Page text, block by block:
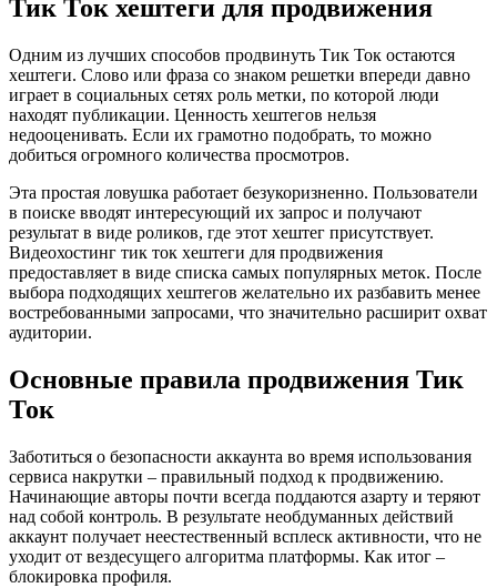
Тик Ток хештеги для продвижения
Одним из лучших способов продвинуть Тик Ток остаются
хештеги. Слово или фраза со знаком решетки впереди давно
играет в социальных сетях роль метки, по которой люди
находят публикации. Ценность хештегов нельзя
недооценивать. Если их грамотно подобрать, то можно
добиться огромного количества просмотров.
Эта простая ловушка работает безукоризненно. Пользователи
в поиске вводят интересующий их запрос и получают
результат в виде роликов, где этот хештег присутствует.
Видеохостинг тик ток хештеги для продвижения
предоставляет в виде списка самых популярных меток. После
выбора подходящих хештегов желательно их разбавить менее
востребованными запросами, что значительно расширит охват
аудитории.
Основные правила продвижения Тик
Ток
Заботиться о безопасности аккаунта во время использования
сервиса накрутки – правильный подход к продвижению.
Начинающие авторы почти всегда поддаются азарту и теряют
над собой контроль. В результате необдуманных действий
аккаунт получает неестественный всплеск активности, что не
уходит от вездесущего алгоритма платформы. Как итог –
блокировка профиля.